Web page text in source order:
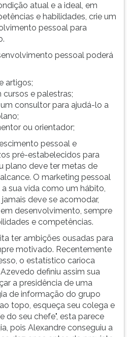
atual e a ideal, em
e habilidades, crie um
pessoal para
pessoal poderá
artigos;
e palestras;
consultor para ajudá-lo a
ou orientador;
pessoal e
pré-estabelecidos para
plano deve ter metas de
O marketing pessoal
sua vida como um hábito,
deve se acomodar,
desenvolvimento, sempre
e competências.
ter ambições ousadas para
motivado. Recentemente
o estatístico carioca
definiu assim sua
a presidência de uma
de informação do grupo
topo, esqueça seu colega e
do seu chefe", esta parece
pois Alexandre conseguiu a